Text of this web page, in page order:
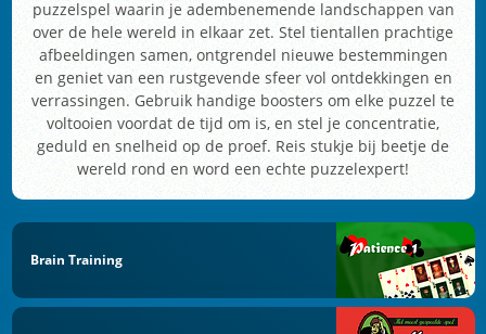
puzzelspel waarin je adembenemende landschappen van
over de hele wereld in elkaar zet. Stel tientallen prachtige
afbeeldingen samen, ontgrendel nieuwe bestemmingen
en geniet van een rustgevende sfeer vol ontdekkingen en
verrassingen. Gebruik handige boosters om elke puzzel te
voltooien voordat de tijd om is, en stel je concentratie,
geduld en snelheid op de proef. Reis stukje bij beetje de
wereld rond en word een echte puzzelexpert!
Brain Training